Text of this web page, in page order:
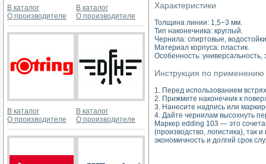
В каталог
О производителе
В каталог
О производителе
В каталог
О производителе
В каталог
О производителе
Характеристики
Толщина линии: 1,5−3 мм.
Тип наконечника: круглый.
Чернила: спиртовые,
Материал корпуса: пластик.
Особенность: универсальность,
Инструкция по применению
1. Перед использованием
2. Прижмите наконечник к
3. Нанесите надпись или
4. Дайте чернилам высохнуть
Маркер edding 103 — это
(производство, логистика), так
экономичность и долгий срок